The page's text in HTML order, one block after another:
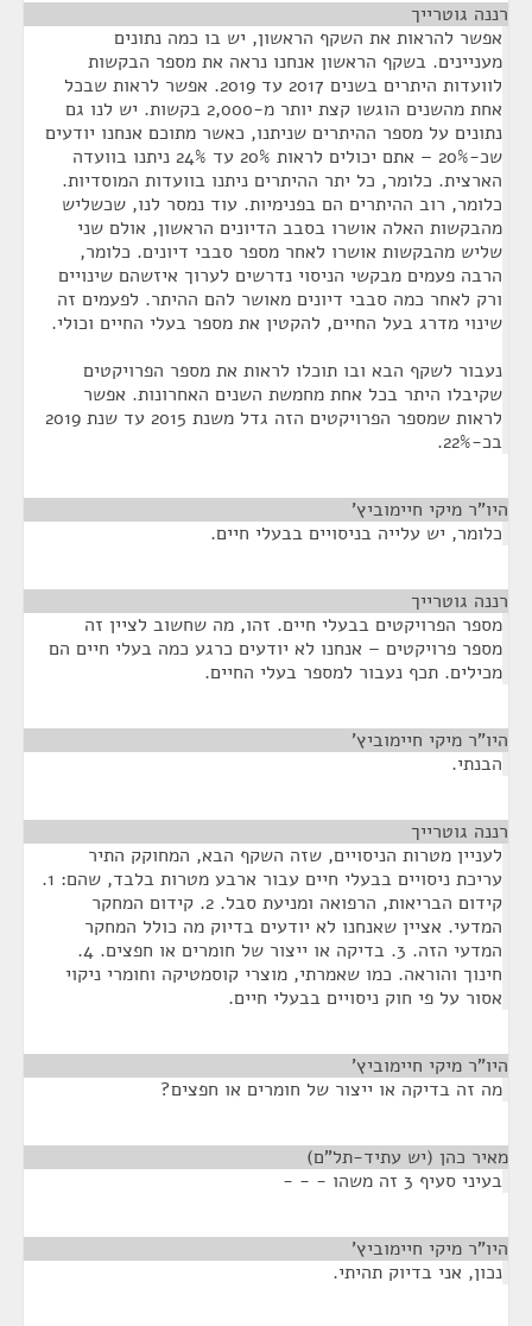
רננה גוטרייך
אפשר להראות את השקף הראשון, יש בו כמה נתונים
מעניינים. בשקף הראשון אנחנו נראה את מספר הבקשות
לוועדות היתרים בשנים 2017 עד 2019. אפשר לראות שבכל
אחת מהשנים הוגשו קצת יותר מ-2,000 בקשות. יש לנו גם
נתונים על מספר ההיתרים שניתנו, כאשר מתוכם אנחנו יודעים
שכ-20% – אתם יכולים לראות 20% עד 24% ניתנו בוועדה
הארצית. כלומר, כל יתר ההיתרים ניתנו בוועדות המוסדיות.
כלומר, רוב ההיתרים הם בפנימיות. עוד נמסר לנו, שכשליש
מהבקשות האלה אושרו בסבב הדיונים הראשון, אולם שני
שליש מהבקשות אושרו לאחר מספר סבבי דיונים. כלומר,
הרבה פעמים מבקשי הניסוי נדרשים לערוך איזשהם שינויים
ורק לאחר כמה סבבי דיונים מאושר להם ההיתר. לפעמים זה
שינוי מדרג בעל החיים, להקטין את מספר בעלי החיים וכולי.
נעבור לשקף הבא ובו תוכלו לראות את מספר הפרויקטים
שקיבלו היתר בכל אחת מחמשת השנים האחרונות. אפשר
לראות שמספר הפרויקטים הזה גדל משנת 2015 עד שנת 2019
בכ-22%.
היו"ר מיקי חיימוביץ'
כלומר, יש עלייה בניסויים בבעלי חיים.
רננה גוטרייך
מספר הפרויקטים בבעלי חיים. זהו, מה שחשוב לציין זה
מספר פרויקטים – אנחנו לא יודעים כרגע כמה בעלי חיים הם
מכילים. תכף נעבור למספר בעלי החיים.
היו"ר מיקי חיימוביץ'
הבנתי.
רננה גוטרייך
לעניין מטרות הניסויים, שזה השקף הבא, המחוקק התיר
עריכת ניסויים בבעלי חיים עבור ארבע מטרות בלבד, שהם: 1.
קידום הבריאות, הרפואה ומניעת סבל. 2. קידום המחקר
המדעי. אציין שאנחנו לא יודעים בדיוק מה כולל המחקר
המדעי הזה. 3. בדיקה או ייצור של חומרים או חפצים. 4.
חינוך והוראה. כמו שאמרתי, מוצרי קוסמטיקה וחומרי ניקוי
אסור על פי חוק ניסויים בבעלי חיים.
היו"ר מיקי חיימוביץ'
מה זה בדיקה או ייצור של חומרים או חפצים?
מאיר כהן (יש עתיד-תל"ם)
בעיני סעיף 3 זה משהו - - -
היו"ר מיקי חיימוביץ'
נכון, אני בדיוק תהיתי.